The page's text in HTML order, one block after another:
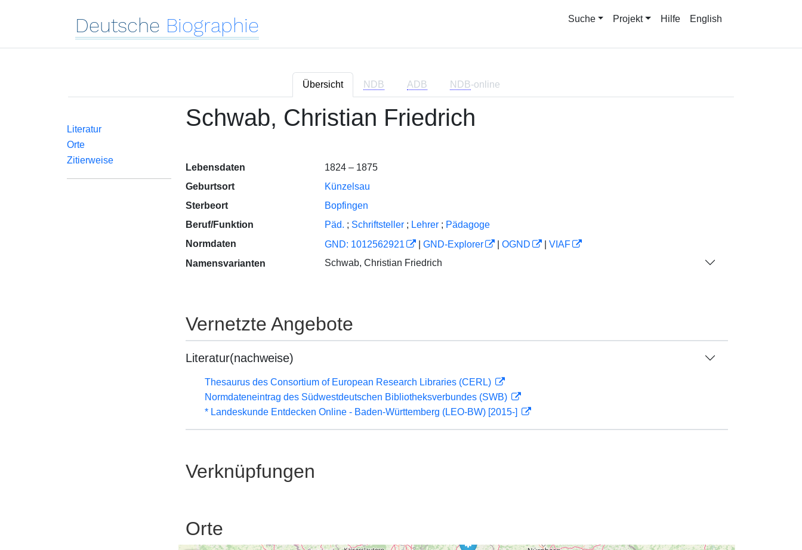
Deutsche Biographie Suche Projekt Hilfe English
Übersicht NDB ADB NDB-online
Literatur
Orte
Zitierweise
Schwab, Christian Friedrich
Lebensdaten
1824 – 1875
Geburtsort
Künzelsau
Sterbeort
Bopfingen
Beruf/Funktion
Päd. ; Schriftsteller ; Lehrer ; Pädagoge
Normdaten
GND: 1012562921 GND-Explorer OGND
VIAF
Namensvarianten
Schwab, Christian Friedrich
Vernetzte Angebote
Literatur(nachweise)
Thesaurus des Consortium of European Research Libraries (CERL)
Normdateneintrag des Südwestdeutschen Bibliotheksverbundes (SWB)
* Landeskunde Entdecken Online - Baden-Württemberg (LEO-BW) [2015-]
Verknüpfungen
Orte